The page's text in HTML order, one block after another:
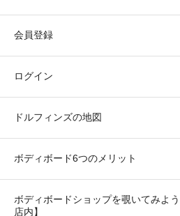
会員登録
ログイン
ドルフィンズの地図
ボディボード6つのメリット
ボディボードショップを覗いてみよ
店内】